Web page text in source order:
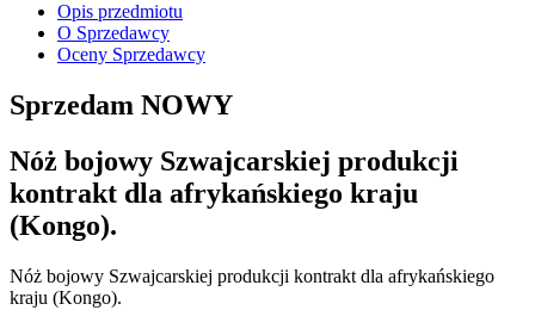
Opis przedmiotu
O Sprzedawcy
Oceny Sprzedawcy
Sprzedam NOWY
Nóż bojowy Szwajcarskiej produkcji
kontrakt dla afrykańskiego kraju
(Kongo).
Nóż bojowy Szwajcarskiej produkcji kontrakt dla afrykańskiego
kraju (Kongo).